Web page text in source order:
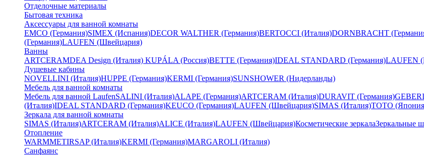
Отделочные материалы
Бытовая техника
Аксессуары для ванной комнаты
EMCO (Германия)SIMEX (Испания)DECOR WALTHER (Германия)BERTOCCI (Италия)DORNBRACHT
(Германия)LAUFEN (Швейцария)
Ванны
ARTCERAMDEA Design (Италия) KUPÁLA (Россия)BETTE (Германия)IDEAL STANDARD (Германия)LAUFEN
Душевые кабины
NOVELLINI (Италия)HUPPE (Германия)KERMI (Германия)SUNSHOWER (Нидерланды)
Мебель для ванной комнаты
Мебель для ванной LaufenSALINI (Италия)ALAPE (Германия)ARTCERAM (Италия)DURAVIT (Германия)
(Италия)IDEAL STANDARD (Германия)KEUCO (Германия)LAUFEN (Швейцария)SIMAS (Италия)TOTO
Зеркала для ванной комнаты
SIMAS (Италия)ARTCERAM (Италия)ALICE (Италия)LAUFEN (Швейцария)Косметические зеркалаЗеркальные
Отопление
WARMMETIRSAP (Италия)KERMI (Германия)MARGAROLI (Италия)
Санфаянс